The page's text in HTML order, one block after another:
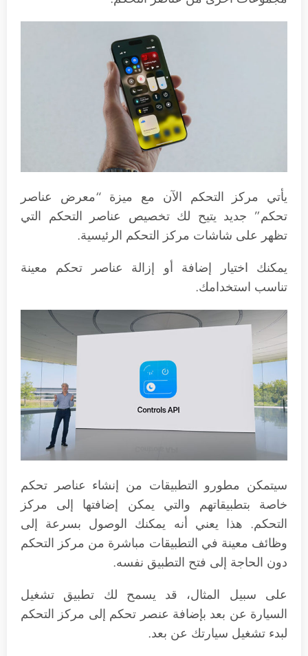
يأتي مركز التحكم الآن مع ميزة “معرض عناصر
تحكم” جديد يتيح لك تخصيص عناصر التحكم التي
تظهر على شاشات مركز التحكم الرئيسية.
يمكنك اختيار إضافة أو إزالة عناصر تحكم معينة
تناسب استخدامك.
سيتمكن مطورو التطبيقات من إنشاء عناصر تحكم
خاصة بتطبيقاتهم والتي يمكن إضافتها إلى مركز
التحكم. هذا يعني أنه يمكنك الوصول بسرعة إلى
وظائف معينة في التطبيقات مباشرة من مركز التحكم
دون الحاجة إلى فتح التطبيق نفسه.
على سبيل المثال، قد يسمح لك تطبيق تشغيل
السيارة عن بعد بإضافة عنصر تحكم إلى مركز التحكم
لبدء تشغيل سيارتك عن بعد.